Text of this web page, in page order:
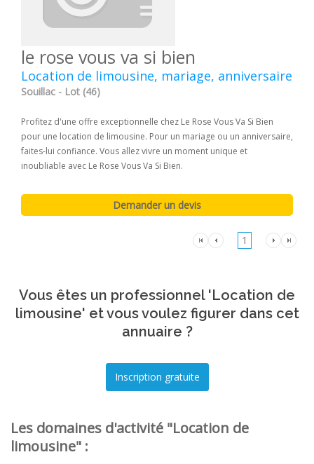
le rose vous va si bien
Location de limousine, mariage, anniversaire
Souillac - Lot (46)
Profitez d'une offre exceptionnelle chez Le Rose Vous Va Si Bien
pour une location de limousine. Pour un mariage ou un anniversaire,
faites-lui confiance. Vous allez vivre un moment unique et
inoubliable avec Le Rose Vous Va Si Bien.
1
Vous êtes un professionnel 'Location de
limousine' et vous voulez figurer dans cet
annuaire ?
Les domaines d'activité "Location de
limousine" :